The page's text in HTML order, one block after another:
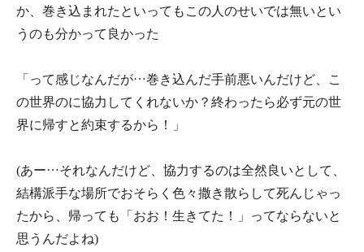
か、巻き込まれたといってもこの人のせいでは無いとい
うのも分かって良かった
「って感じなんだが…巻き込んだ手前悪いんだけど、こ
の世界のに協力してくれないか？終わったら必ず元の世
界に帰すと約束するから！」
(あー…それなんだけど、協力するのは全然良いとして、
結構派手な場所でおそらく色々撒き散らして死んじゃっ
たから、帰っても「おお！生きてた！」ってならないと
思うんだよね)